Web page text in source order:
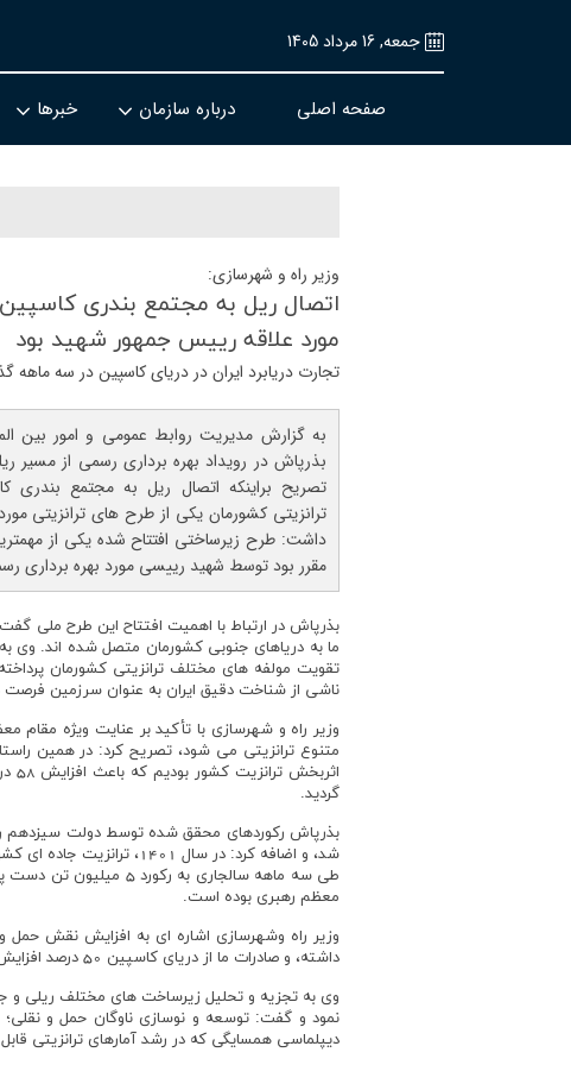
جمعه, 16 مرداد 1405
صفحه اصلی درباره سازمان خبرها
وزیر راه و شهرسازی:
اتصال ریل به مجتمع بندری
مورد علاقه رییس جمهور شهید بود
تجارت دریابرد ایران در دریای کاسپین در سه ماهه گذشته 50 درصد
به گزارش مدیریت روابط عمومی و امور بین
بذرپاش در رویداد بهره برداری رسمی از مسیر
تصریح براینکه اتصال ریل به مجتمع بندری
ترانزیتی کشورمان یکی از طرح های ترانزیتی
داشت: طرح زیرساختی افتتاح شده یکی از
مقرر بود توسط شهید رییسی مورد بهره برداری
بذرپاش در ارتباط با اهمیت افتتاح این طرح ملی
ما به دریاهای جنوبی کشورمان متصل شده اند. وی
تقویت مولفه های مختلف ترانزیتی کشورمان
ناشی از شناخت دقیق ایران به عنوان سرزمین
وزیر راه و شهرسازی با تأکید بر عنایت ویژه
متنوع ترانزیتی می شود، تصریح کرد: در همین
گردید.
بذرپاش رکوردهای محقق شده توسط دولت سیزدهم
معظم رهبری بوده است.
داشته، و صادرات ما از دریای کاسپین 50 درصد افزایش پیدا کرده است.
وی به تجزیه و تحلیل زیرساخت های مختلف ریلی و
نمود و گفت: توسعه و نوسازی ناوگان حمل و
دیپلماسی همسایگی که در رشد آمارهای ترانزیتی